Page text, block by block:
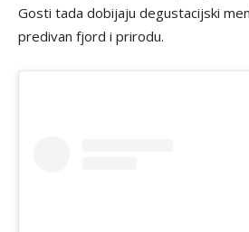
Gosti tada dobijaju degustacijski
predivan fjord i prirodu.